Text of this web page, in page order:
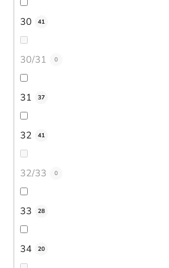
30 41
30/31 0
31 37
32 41
32/33 0
33 28
34 20